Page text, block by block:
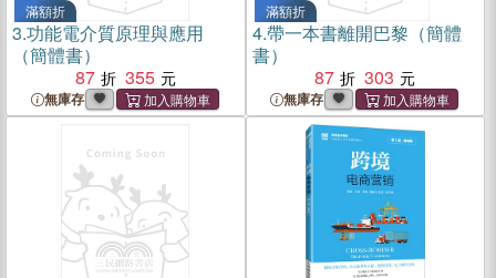
滿額折
3.功能電介質原理與應用
（簡體書）
87
355
無庫存
滿額折
4.帶一本書離開巴黎（簡體
書）
87
303
無庫存